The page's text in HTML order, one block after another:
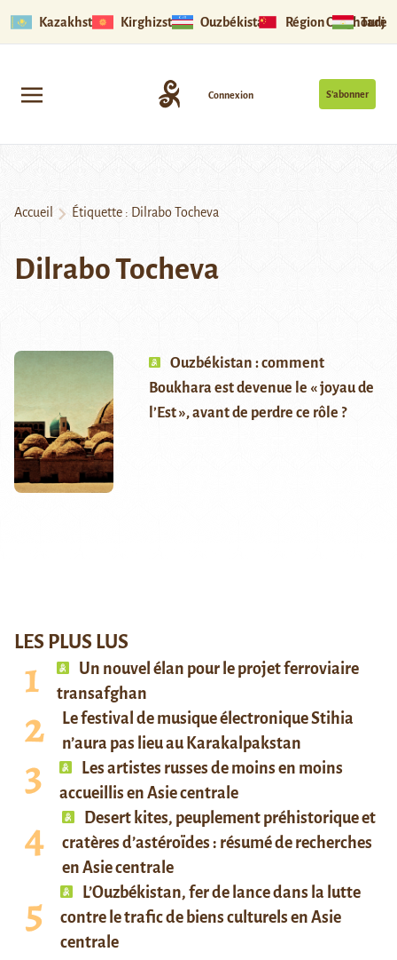
Kazakhstan Kirghizstan Ouzbékistan Région Ouïghoure
S’abonner
Connexion
Accueil Étiquette : Dilrabo Tocheva
Dilrabo Tocheva
Ouzbékistan : comment
Boukhara est devenue le « joyau de
l’Est », avant de perdre ce rôle ?
LES PLUS LUS
Un nouvel élan pour le projet ferroviaire
transafghan
Le festival de musique électronique Stihia
n’aura pas lieu au Karakalpakstan
Les artistes russes de moins en moins
accueillis en Asie centrale
Desert kites, peuplement préhistorique et
cratères d’astéroïdes : résumé de recherches
en Asie centrale
L’Ouzbékistan, fer de lance dans la lutte
contre le trafic de biens culturels en Asie
centrale